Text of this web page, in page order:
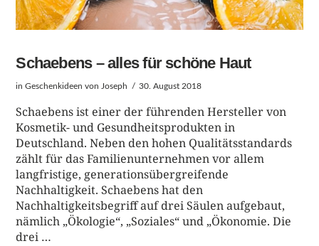
Schaebens – alles für schöne Haut
inGeschenkideen von Joseph 30. August 2018
Schaebens ist einer der führenden Hersteller von
Kosmetik- und Gesundheitsprodukten in
Deutschland. Neben den hohen Qualitätsstandards
zählt für das Familienunternehmen vor allem
langfristige, generationsübergreifende
Nachhaltigkeit. Schaebens hat den
Nachhaltigkeitsbegriff auf drei Säulen aufgebaut,
nämlich „Ökologie“, „Soziales“ und „Ökonomie. Die
drei …